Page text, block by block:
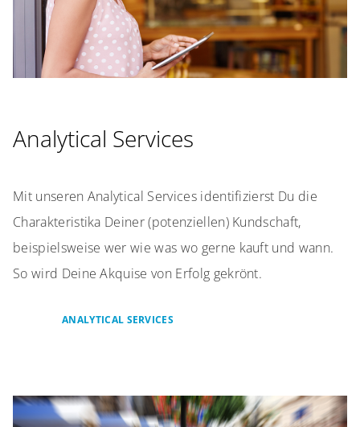
Analytical Services
Mit unseren Analytical Services identifizierst Du die
Charakteristika Deiner (potenziellen) Kundschaft,
beispielsweise wer wie was wo gerne kauft und wann.
So wird Deine Akquise von Erfolg gekrönt.
ANALYTICAL SERVICES